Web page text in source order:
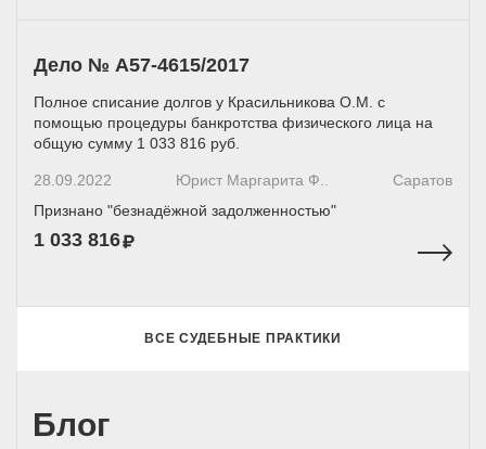
Дело № A57-4615/2017
Полное списание долгов у Красильникова О.М. с
помощью процедуры банкротства физического лица на
общую сумму 1 033 816 руб.
28.09.2022 Юрист Маргарита Ф..
Саратов
Признано "безнадёжной задолженностью"
1 033 816
ВСЕ СУДЕБНЫЕ ПРАКТИКИ
Блог